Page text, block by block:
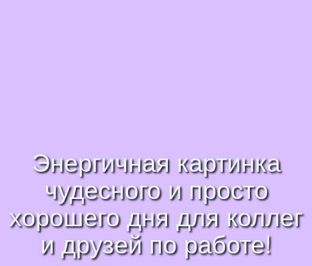
Энергичная картинка
чудесного и просто
хорошего дня для коллег
и друзей по работе!